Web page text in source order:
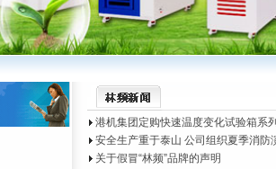
港机集团定购快速温度变化试验箱系
安全生产重于泰山 公司组织夏季消防
关于假冒“林频”品牌的声明